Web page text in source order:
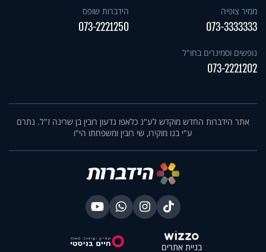
ממיר צופיה
073-3333333
הידברות שופס
073-2221250
נופשים וסמינרים בחו"ל
073-2221202
אתר הידברות החדש מוקדש לע"נ כלאפו גדעון רובין בן שרינה ז"ל. נתרם
ע"י בנו מוקירו, שי רובין ומשפחתו הי"ו
בניית אתרים